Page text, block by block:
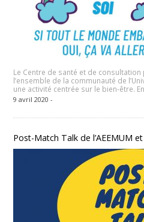
Le Centre de santé et de consultation
l’ensemble de la communauté de
une activité centrée sur le bien-être.
9 avril 2020 -
Post-Match Talk de l’AEEMUM